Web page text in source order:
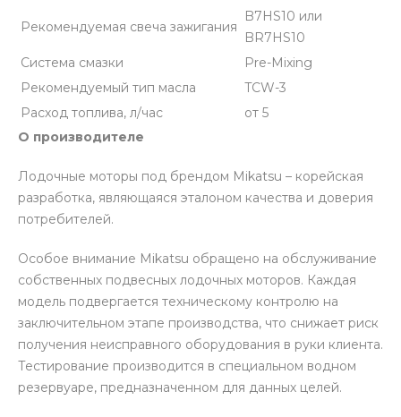
Рекомендуемая свеча зажигания
B7HS10 или
BR7HS10
Система смазки
Pre-Mixing
Рекомендуемый тип масла
TCW-3
Расход топлива, л/час
от 5
О производителе
Лодочные моторы под брендом Mikatsu – корейская
разработка, являющаяся эталоном качества и доверия
потребителей.
Особое внимание Mikatsu обращено на обслуживание
собственных подвесных лодочных моторов. Каждая
модель подвергается техническому контролю на
заключительном этапе производства, что снижает риск
получения неисправного оборудования в руки клиента.
Тестирование производится в специальном водном
резервуаре, предназначенном для данных целей.